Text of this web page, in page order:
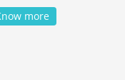
more